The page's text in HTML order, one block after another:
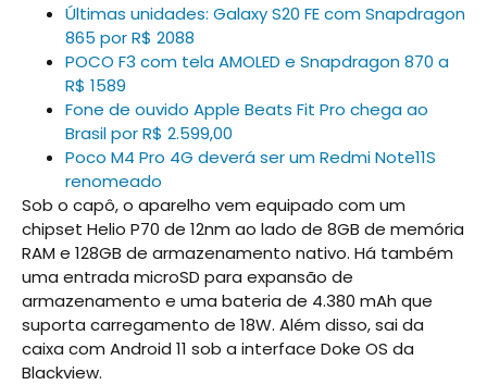
Últimas unidades: Galaxy S20 FE com Snapdragon
865 por R$ 2088
POCO F3 com tela AMOLED e Snapdragon 870 a
R$ 1589
Fone de ouvido Apple Beats Fit Pro chega ao
Brasil por R$ 2.599,00
Poco M4 Pro 4G deverá ser um Redmi Note11S
renomeado
Sob o capô, o aparelho vem equipado com um
chipset Helio P70 de 12nm ao lado de 8GB de memória
RAM e 128GB de armazenamento nativo. Há também
uma entrada microSD para expansão de
armazenamento e uma bateria de 4.380 mAh que
suporta carregamento de 18W. Além disso, sai da
caixa com Android 11 sob a interface Doke OS da
Blackview.